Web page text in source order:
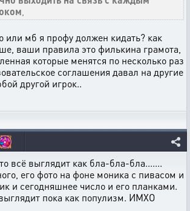
или мб я профу должен кидать? как
ваши правила это филькина грамота,
которые менятся по несколько раз
соглашения давал на другие
другой игрок..
всё выглядит как бла-бла-бла.......
его фото на фоне моника с пивасом и
и сегодняшнее число и его планками.
пока как популизм. ИМХО